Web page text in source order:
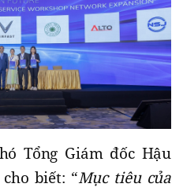
Tổng Giám đốc Hậu
biết: “Mục tiêu của